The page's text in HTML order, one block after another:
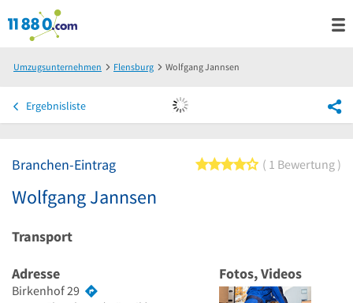
Umzugsunternehmen Flensburg Wolfgang Jannsen
Ergebnisliste
Branchen-Eintrag 4 von 5 Sternen
1 Bewertung
Wolfgang Jannsen
Transport
Adresse
Birkenhof 29
Fotos, Videos